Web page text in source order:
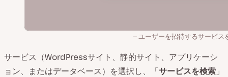
ユーザーを招待するサービス
サービス（WordPressサイト、静的サイト、アプリケーシ
ョン、またはデータベース）を選択し、「サービスを検索 」